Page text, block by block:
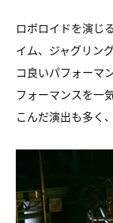
ロボロイドを演じ
イム、ジャグリン
コ良いパフォーマ
フォーマンスを一
こんだ演出も多く